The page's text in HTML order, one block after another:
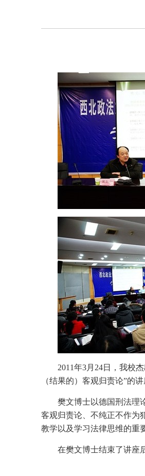
2011年3月24日，我校
（结果的）客观归责论”的
樊文博士以德国刑法理
客观归责论、不纯正不作为
教学以及学习法律思维的重
在樊文博士结束了讲座